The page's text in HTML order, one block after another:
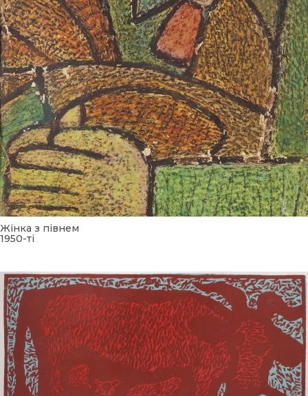
Жінка з півнем
1950-ті